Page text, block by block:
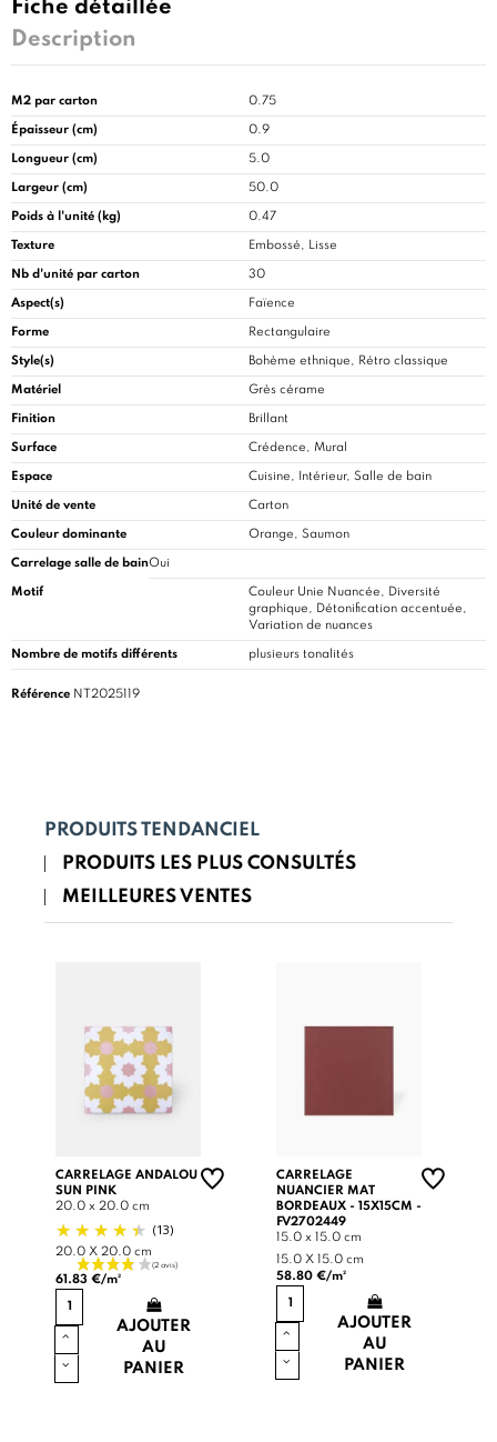
Fiche détaillée
Description
M2 par carton 0.75
Épaisseur (cm) 0.9
Longueur (cm) 5.0
Largeur (cm) 50.0
Poids à l'unité (kg) 0.47
Texture Embossé, Lisse
Nb d'unité par carton 30
Aspect(s) Faïence
Forme Rectangulaire
Style(s) Bohème ethnique, Rétro classique
Matériel Grès cérame
Finition Brillant
Surface Crédence, Mural
Espace Cuisine, Intérieur, Salle de bain
Unité de vente Carton
Couleur dominante Orange, Saumon
Carrelage salle de bainOui
Motif
Couleur Unie Nuancée, Diversité
graphique, Détonification accentuée,
Variation de nuances
Nombre de motifs différents plusieurs tonalités
Référence NT2025119
PRODUITS TENDANCIEL
PRODUITS LES PLUS CONSULTÉS
MEILLEURES VENTES
CARRELAGE ANDALOU
SUN PINK
20.0 x 20.0 cm
(13)
20.0 X 20.0 cm
61.83 €/m²
AJOUTER
AU
PANIER
CARRELAGE
NUANCIER MAT
BORDEAUX - 15X15CM -
FV2702449
15.0 x 15.0 cm
15.0 X 15.0 cm
58.80 €/m²
AJOUTER
AU
PANIER